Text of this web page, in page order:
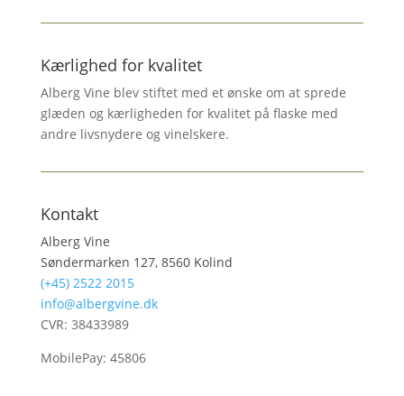
Kærlighed for kvalitet
Alberg Vine blev stiftet med et ønske om at sprede
glæden og kærligheden for kvalitet på flaske med
andre livsnydere og vinelskere.
Kontakt
Alberg Vine
Søndermarken 127, 8560 Kolind
(+45) 2522 2015
info@albergvine.dk
CVR: 38433989
MobilePay: 45806